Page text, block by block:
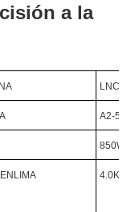
a la
LNC/
A2-5/46
850W
4.0KW/